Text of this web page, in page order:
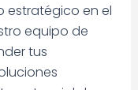
estratégico en el
equipo de
tus